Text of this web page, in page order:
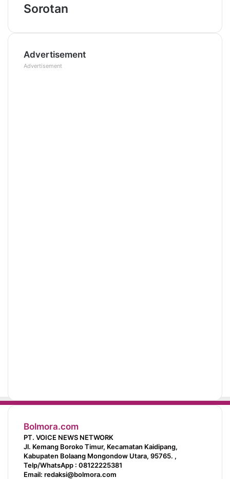
Sorotan
Advertisement
Advertisement
Bolmora.com
PT. VOICE NEWS NETWORK
Jl. Kemang Boroko Timur, Kecamatan Kaidipang,
Kabupaten Bolaang Mongondow Utara, 95765. ,
Telp/WhatsApp : 08122225381
Email: redaksi@bolmora.com